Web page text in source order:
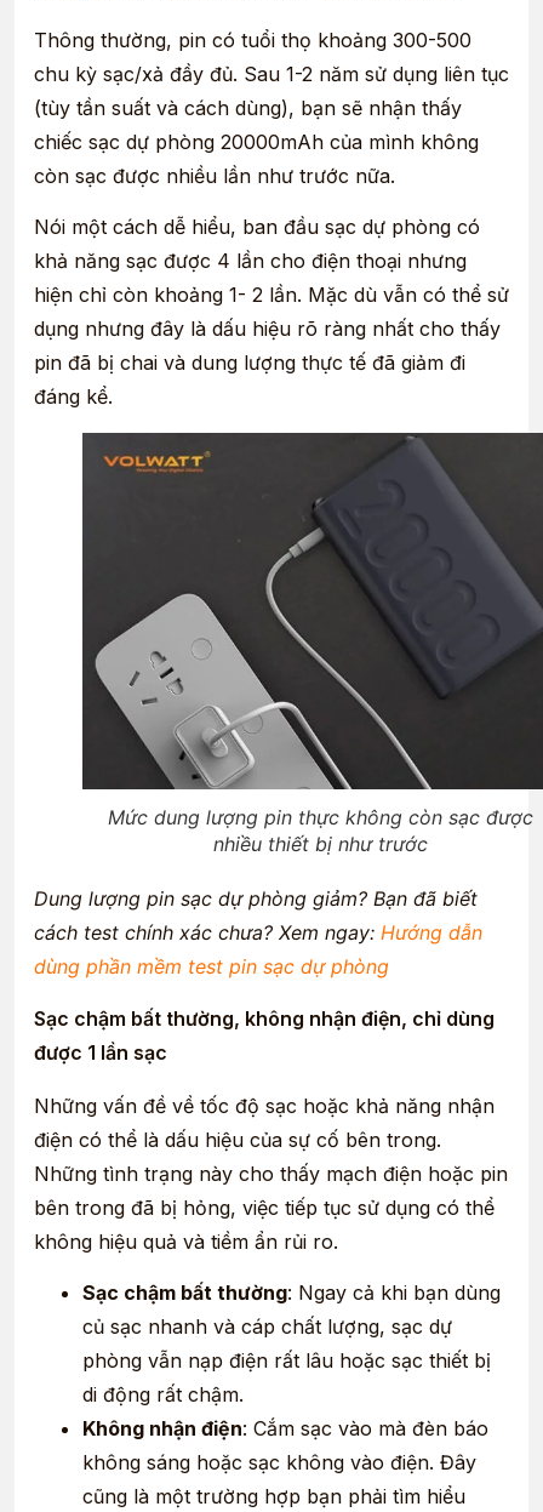
Thông thường, pin có tuổi thọ khoảng 300-500
chu kỳ sạc/xả đầy đủ. Sau 1-2 năm sử dụng liên tục
(tùy tần suất và cách dùng), bạn sẽ nhận thấy
chiếc sạc dự phòng 20000mAh của mình không
còn sạc được nhiều lần như trước nữa.
Nói một cách dễ hiểu, ban đầu sạc dự phòng có
khả năng sạc được 4 lần cho điện thoại nhưng
hiện chỉ còn khoảng 1- 2 lần. Mặc dù vẫn có thể sử
dụng nhưng đây là dấu hiệu rõ ràng nhất cho thấy
pin đã bị chai và dung lượng thực tế đã giảm đi
đáng kể.
Mức dung lượng pin thực không còn sạc được
nhiều thiết bị như trước
Dung lượng pin sạc dự phòng giảm? Bạn đã biết
cách test chính xác chưa? Xem ngay: Hướng dẫn
dùng phần mềm test pin sạc dự phòng
Sạc chậm bất thường, không nhận điện, chỉ dùng
được 1 lần sạc
Những vấn đề về tốc độ sạc hoặc khả năng nhận
điện có thể là dấu hiệu của sự cố bên trong.
Những tình trạng này cho thấy mạch điện hoặc pin
bên trong đã bị hỏng, việc tiếp tục sử dụng có thể
không hiệu quả và tiềm ẩn rủi ro.
Sạc chậm bất thường: Ngay cả khi bạn dùng
củ sạc nhanh và cáp chất lượng, sạc dự
phòng vẫn nạp điện rất lâu hoặc sạc thiết bị
di động rất chậm.
Không nhận điện: Cắm sạc vào mà đèn báo
không sáng hoặc sạc không vào điện. Đây
cũng là một trường hợp bạn phải tìm hiểu